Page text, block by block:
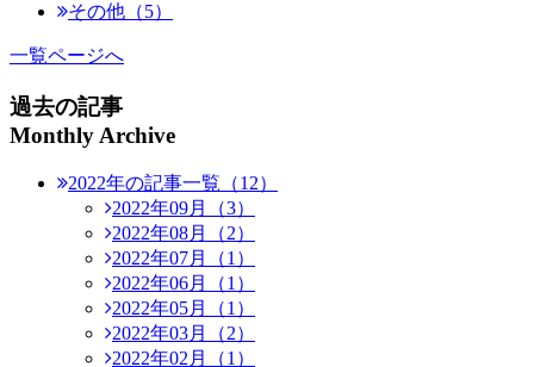
その他（5）
一覧ページへ
過去の記事
Monthly Archive
2022年の記事一覧（12）
2022年09月（3）
2022年08月（2）
2022年07月（1）
2022年06月（1）
2022年05月（1）
2022年03月（2）
2022年02月（1）